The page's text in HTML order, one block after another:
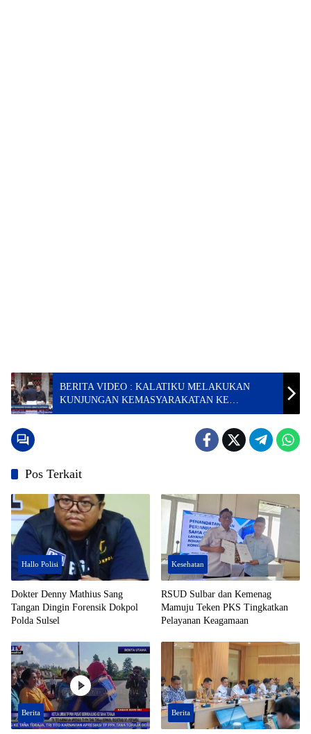
BERITA VIDEO : KALATIKU MELAKUKAN
KUNJUNGAN KEMASYARAKATAN KE
LEMBANG TALLUNG PENANIAN, DISAMBUT
Pos Terkait
Hallo Polisi
Dokter Denny Mathius Sang
Tangan Dingin Forensik Dokpol
Polda Sulsel
Kesehatan
RSUD Sulbar dan Kemenag
Mamuju Teken PKS Tingkatkan
Pelayanan Keagamaan
Berita Berita